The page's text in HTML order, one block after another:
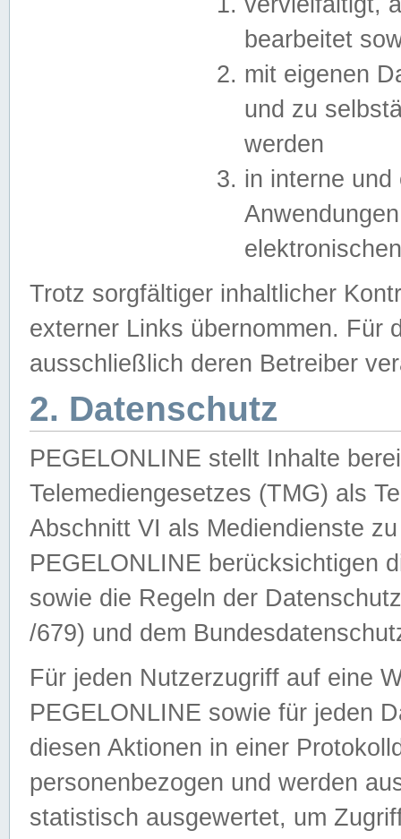
bearbeitet
mit eigenen
und zu
werden
in interne
Trotz sorgfältiger inhaltlicher
externer Links übernommen. Für
ausschließlich deren Betreiber
2. Datenschutz
PEGELONLINE stellt Inhalte
Telemediengesetzes (TMG) als
Abschnitt VI als Mediendienste
PEGELONLINE berücksichtigen
sowie die Regeln der
/679) und dem
Für jeden Nutzerzugriff auf eine
PEGELONLINE sowie für jeden
diesen Aktionen in einer
personenbezogen und werden
statistisch ausgewertet, um